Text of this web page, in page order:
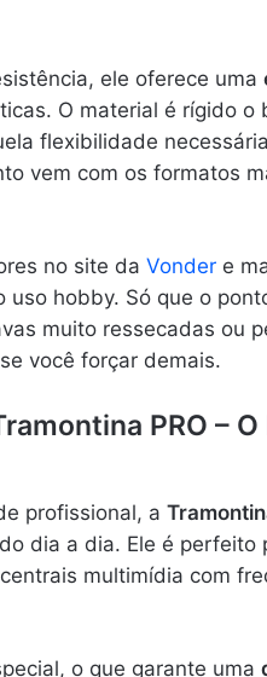
ele oferece uma
O material é rígido o
flexibilidade
vem com os formatos
no site da Vonder e
uso hobby. Só que o
muito ressecadas ou
você forçar demais.
PRO – O
profissional, a
dia a dia. Ele é perfeito
multimídia com
o que garante uma